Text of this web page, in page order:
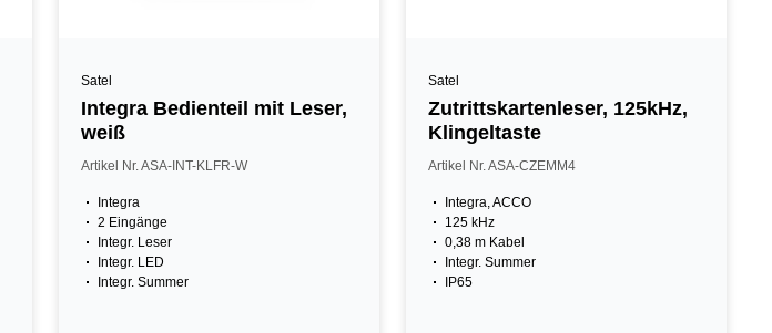
Satel
Integra Bedienteil mit Leser,
weiß
Artikel Nr. ASA-INT-KLFR-W
Integra
2 Eingänge
Integr. Leser
Integr. LED
Integr. Summer
Satel
Zutrittskartenleser, 125kHz,
Klingeltaste
Artikel Nr. ASA-CZEMM4
Integra, ACCO
125 kHz
0,38 m Kabel
Integr. Summer
IP65